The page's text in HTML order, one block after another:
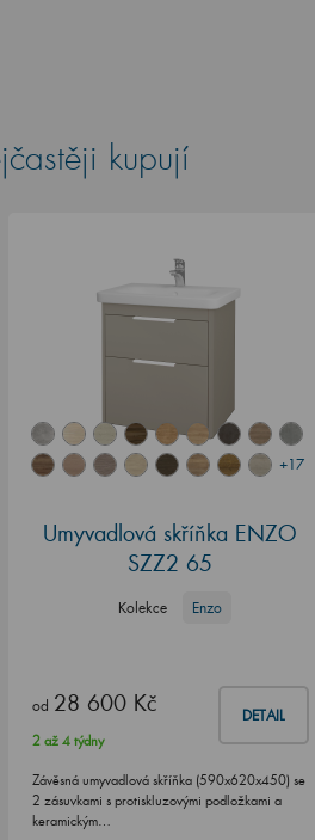
kupují
+17
Umyvadlová skříňka ENZO
SZZ2 65
Kolekce Enzo
od 28 600 Kč DETAIL
2 až 4 týdny
Závěsná umyvadlová skříňka (590x620x450) se
2 zásuvkami s protiskluzovými podložkami a
keramickým…